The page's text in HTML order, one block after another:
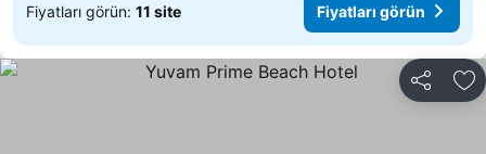
Fiyatları görün: 11 site Fiyatları görün
Paylaş